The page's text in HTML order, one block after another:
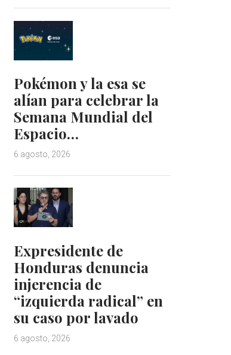
Pokémon y la esa se
alían para celebrar la
Semana Mundial del
Espacio…
6 agosto, 2026
Expresidente de
Honduras denuncia
injerencia de
“izquierda radical” en
su caso por lavado
6 agosto, 2026